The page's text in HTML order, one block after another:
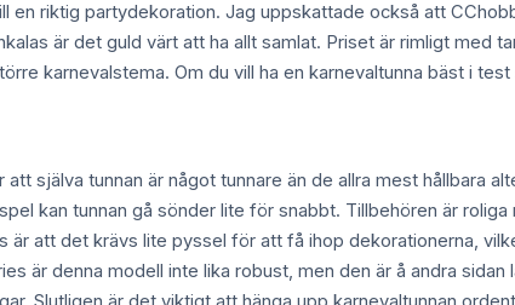
en riktig partydekoration. Jag uppskattade också att
är det guld värt att ha allt samlat. Priset är rimligt med
karnevalstema. Om du vill ha en karnevaltunna bäst i
själva tunnan är något tunnare än de allra mest hållbara
kan tunnan gå sönder lite för snabbt. Tillbehören är
är att det krävs lite pyssel för att få ihop dekorationerna,
är denna modell inte lika robust, men den är å andra